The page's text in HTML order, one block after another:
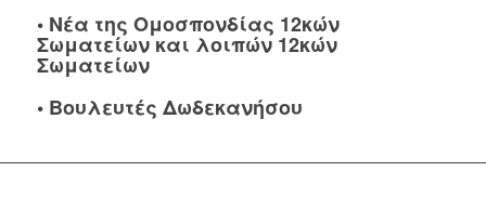
• Νέα της Ομοσπονδίας 12κών
Σωματείων και λοιπών 12κών
Σωματείων
• Βουλευτές Δωδεκανήσου